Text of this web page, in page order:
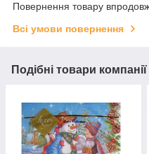
Повернення товару
Всі умови повернення
Подібні товари компанії